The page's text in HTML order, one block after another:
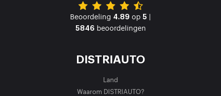
Beoordeling 4.89 op 5 |
5846 beoordelingen
DISTRIAUTO
Land
Waarom DISTRIAUTO?